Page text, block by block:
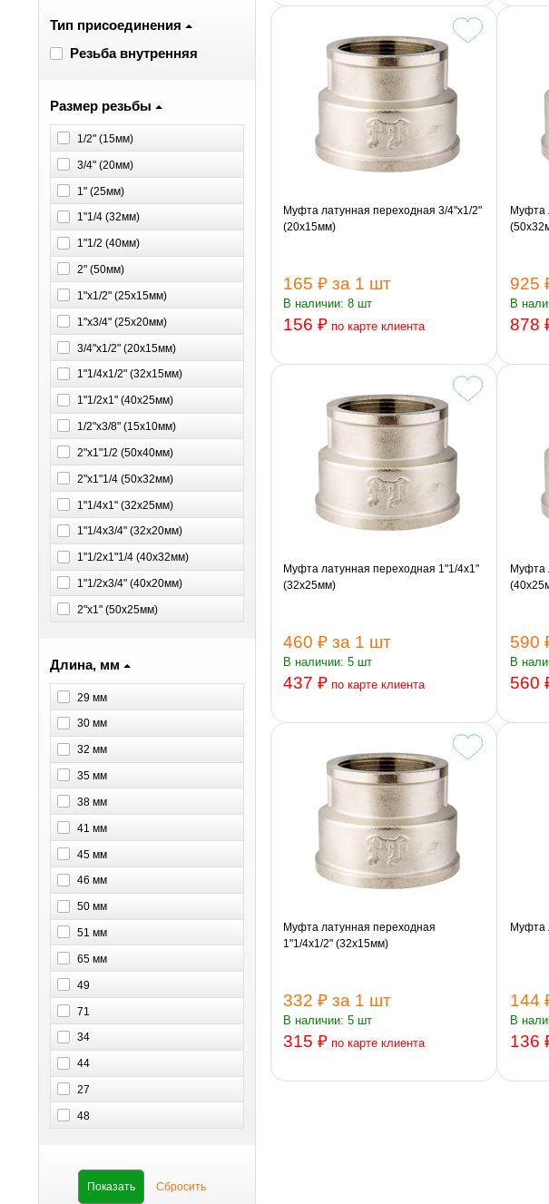
Тип присоединения
Резьба внутренняя
Размер резьбы
1/2" (15мм)
3/4" (20мм)
1" (25мм)
1"1/4 (32мм)
1"1/2 (40мм)
2" (50мм)
1"х1/2" (25х15мм)
1"х3/4" (25х20мм)
3/4"х1/2" (20х15мм)
1"1/4х1/2" (32х15мм)
1"1/2х1" (40х25мм)
1/2"х3/8" (15х10мм)
2"х1"1/2 (50х40мм)
2"х1"1/4 (50х32мм)
1"1/4х1" (32х25мм)
1"1/4х3/4" (32х20мм)
1"1/2х1"1/4 (40х32мм)
1"1/2х3/4" (40х20мм)
2"х1" (50х25мм)
Длина, мм
29 мм
30 мм
32 мм
35 мм
38 мм
41 мм
45 мм
46 мм
50 мм
51 мм
65 мм
49
71
34
44
27
48
Муфта латунная переходная 3/4"х1/2"
(20х15мм)
165 ₽за 1 шт
В наличии: 8 шт
156 ₽ по карте клиента
Муфта
925
В
878
Муфта латунная переходная 1"1/4х1"
(32х25мм)
460 ₽за 1 шт
В наличии: 5 шт
437 ₽ по карте клиента
Муфта
590
В
560
Муфта латунная переходная
1"1/4х1/2" (32х15мм)
332 ₽за 1 шт
В наличии: 5 шт
315 ₽ по карте клиента
Муфта
144
В
136